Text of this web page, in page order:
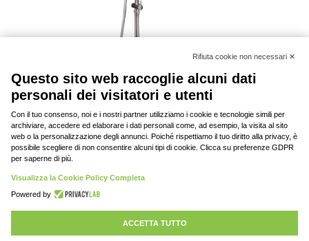
Colonna doccia Luna
IVA: 03701430369 |Privacy policy
Questo sito web raccoglie alcuni
personali dei visitatori e utenti
Con il tuo consenso, noi e i nostri partner utilizziamo i cookie e